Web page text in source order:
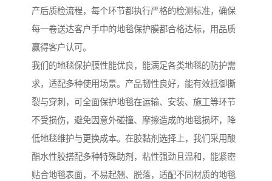
产后质检流程，每个环节都执行严格的检测标准，确保
每一卷送达客户手中的地毯保护膜都合格达标，用品质
赢得客户认可。
我们的地毯保护膜性能优良，能满足各类地毯的防护需
求，适配多种使用场景。产品韧性良好，能有效抵御撕
裂与穿刺，可全面保护地毯在运输、安装、施工等环节
不受损伤，避免因意外碰撞、摩擦造成的地毯损坏，降
低地毯维护与更换成本。在胶黏剂选择上，我们采用酸
酯水性胶搭配多种特殊助剂，粘性强劲且温和，能紧密
贴合地毯表面，不易起翘、脱落，适配不同材质的地毯